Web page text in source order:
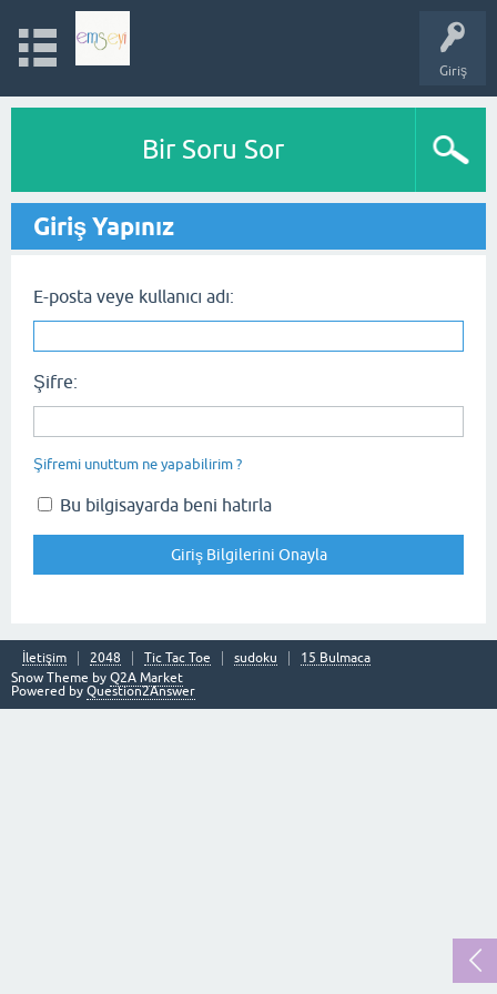
Giriş
Bir Soru Sor
Giriş Yapınız
E-posta veye kullanıcı adı:
Şifre:
Şifremi unuttum ne yapabilirim ?
Bu bilgisayarda beni hatırla
İletişim 2048 Tic Tac Toe sudoku
15 Bulmaca
Snow Theme by Q2A Market
Powered by Question2Answer